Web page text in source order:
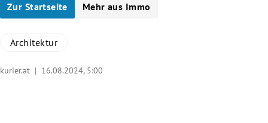
Zur Startseite Mehr aus Immo
Architektur
kurier.at | 16.08.2024, 5:00